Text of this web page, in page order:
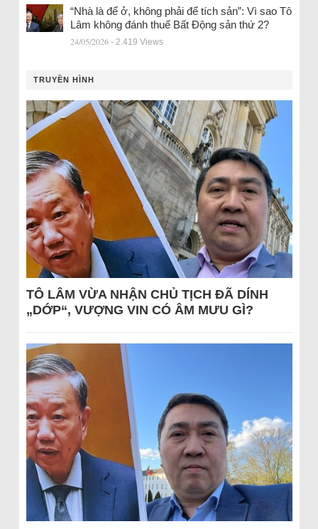
“Nhà là để ở, không phải để tích sản”: Vì sao Tô
Lâm không đánh thuế Bất Động sản thứ 2?
24/05/2026 - 2.419 Views
TRUYỀN HÌNH
TÔ LÂM VỪA NHẬN CHỦ TỊCH ĐÃ DÍNH
„DỚP“, VƯỢNG VIN CÓ ÂM MƯU GÌ?